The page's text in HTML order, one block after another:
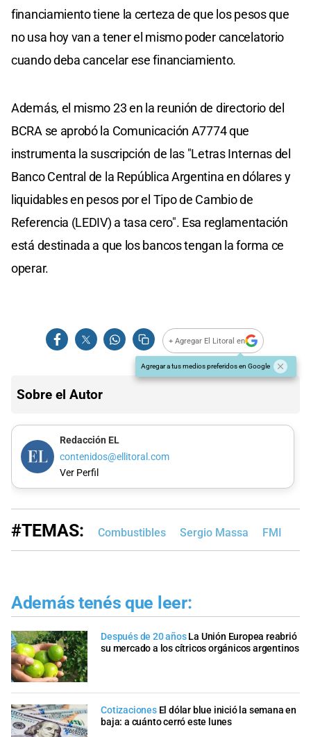
financiamiento tiene la certeza de que los pesos que
no usa hoy van a tener el mismo poder cancelatorio
cuando deba cancelar ese financiamiento.
Además, el mismo 23 en la reunión de directorio del
BCRA se aprobó la Comunicación A7774 que
instrumenta la suscripción de las "Letras Internas del
Banco Central de la República Argentina en dólares y
liquidables en pesos por el Tipo de Cambio de
Referencia (LEDIV) a tasa cero". Esa reglamentación
está destinada a que los bancos tengan la forma ce
operar.
+ Agregar El Litoral en
Agregar a tus medios preferidos en Google
Sobre el Autor
Redacción EL
contenidos@ellitoral.com
Ver Perfil
#TEMAS: Combustibles Sergio Massa FMI
Además tenés que leer:
Después de 20 años La Unión Europea reabrió
su mercado a los cítricos orgánicos argentinos
Cotizaciones El dólar blue inició la semana en
baja: a cuánto cerró este lunes